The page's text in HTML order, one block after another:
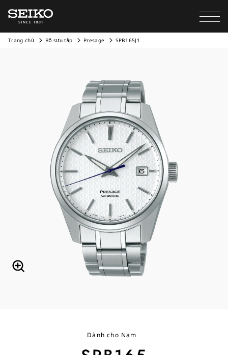
Trang chủ Bộ sưu tập Presage SPB165J1
Dành cho Nam